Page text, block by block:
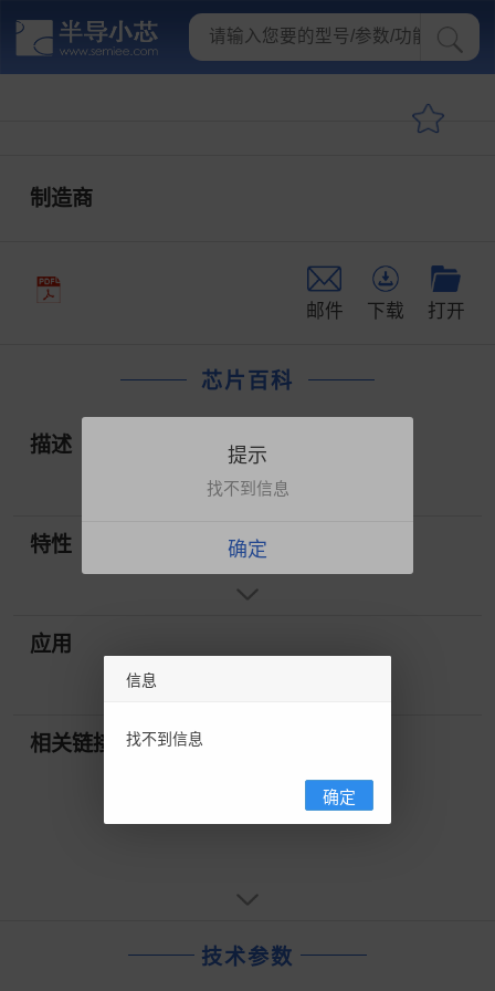
制造商
邮件 下载 打开
芯片百科
描述
特性
应用
相关链接
技术参数
提示
找不到信息
确定
信息
找不到信息
确定